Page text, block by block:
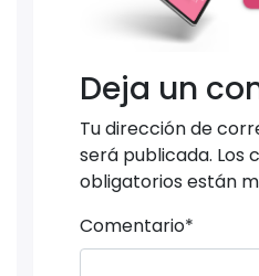
Deja un
Tu dirección de
será publicada. Los
obligatorios están
Comentario*